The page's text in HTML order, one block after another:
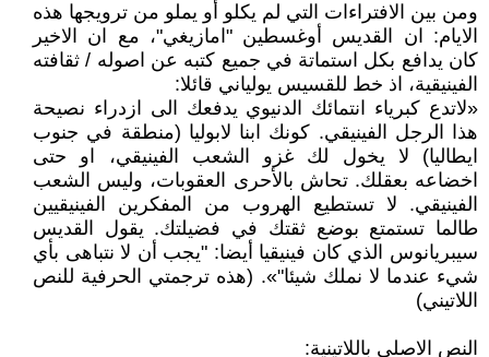
ومن بين الافتراءات التي لم يكلو أو يملو من ترويجها هذه
الايام: ان القديس أوغسطين "امازيغي"، مع ان الاخير
كان يدافع بكل استماتة في جميع كتبه عن اصوله / ثقافته
الفينيقية، اذ خط للقسيس يولياني قائلا:
«لاتدع كبرياء انتمائك الدنيوي يدفعك الى ازدراء نصيحة
هذا الرجل الفينيقي. كونك ابنا لابوليا (منطقة في جنوب
ايطاليا) لا يخول لك غزو الشعب الفينيقي، او حتى
اخضاعه بعقلك. تحاش بالأحرى العقوبات، وليس الشعب
الفينيقي. لا تستطيع الهروب من المفكرين الفينيقيين
طالما تستمتع بوضع ثقتك في فضيلتك. يقول القديس
سيبريانوس الذي كان فينيقيا أيضا: "يجب أن لا نتباهى بأي
شيء عندما لا نملك شيئا"». (هذه ترجمتي الحرفية للنص
اللاتيني)
النص الاصلي باللاتينية: